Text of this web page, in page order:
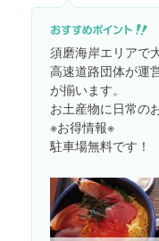
須磨海岸エリアで
高速道路団体が運
が揃います。
お土産物に日常の
※お得情報※
駐車場無料です！